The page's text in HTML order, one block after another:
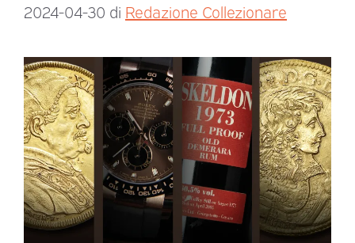
2024-04-30 di Redazione Collezionare